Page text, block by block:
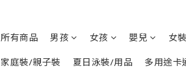
所有商品 男孩 女孩 嬰兒 女
家庭裝/親子裝 夏日泳裝/用品 多用途卡